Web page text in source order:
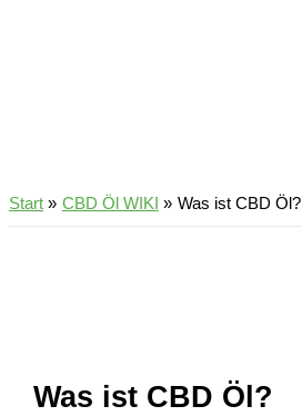
Start CBD Öl WIKI Was ist CBD Öl?
Was ist CBD Öl?